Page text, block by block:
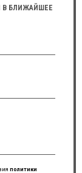
В БЛИЖАЙШЕЕ
политики